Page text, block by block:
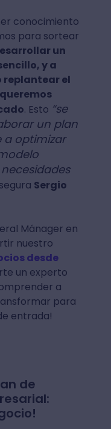
conocimiento
para sortear
un
y a
replantear el
. Esto “se
un plan
a optimizar
Sergio
Mánager en
nuestro
desde
un experto
a
para
entrada!
de